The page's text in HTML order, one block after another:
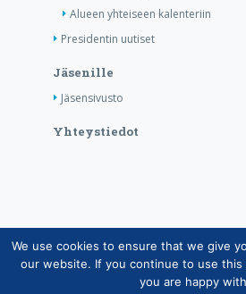
Alueen yhteiseen kalenteriin
Presidentin uutiset
Jäsenille
Jäsensivusto
Yhteystiedot
Copyright © Suomen
Jäsentietojärjestelmän
käsittely
We use cookies to ensure that we give
our website. If you continue to use
you are happy